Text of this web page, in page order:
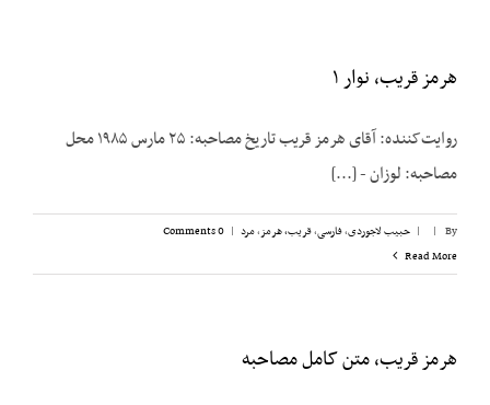
هرمز قریب، نوار ۱
روایت‌کننده: آقای هرمز قریب تاریخ مصاحبه: ۲۵ مارس ۱۹۸۵ محل
مصاحبه: لوزان - [...]
By
|
| حبیب لاجوردی,فارسی,قریب، هرمز,مرد |
0 Comments
Read More
هرمز قریب، متن کامل مصاحبه